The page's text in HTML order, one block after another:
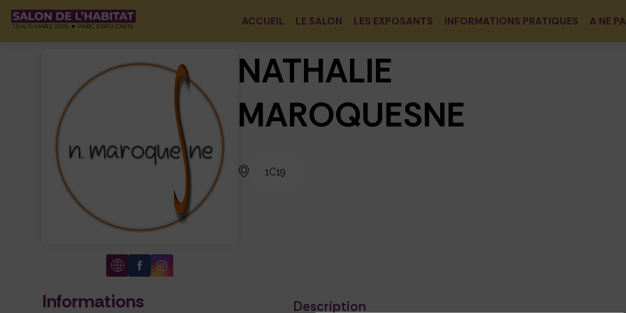
ACCUEIL LE SALON LES EXPOSANTS INFORMATIONS PRATIQUES A NE
NATHALIE
MAROQUESNE
1C19
Informations Description